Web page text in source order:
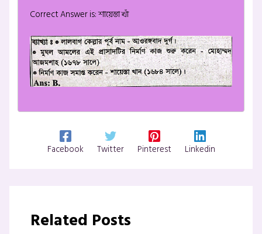
Correct Answer is: শায়েস্তা খাঁ
Facebook Twitter Pinterest Linkedin
Related Posts